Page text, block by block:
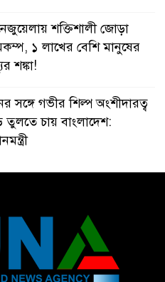
শক্তিশালী জোড়া
১ লাখের বেশি মানুষের
শঙ্কা!
সঙ্গে গভীর শিল্প অংশীদারত্ব
তুলতে চায় বাংলাদেশ:
৩ ম্যাচে গোল ভিনির, ইতিহাস
বিশ্বকাপ জিতবে ব্রাজিল